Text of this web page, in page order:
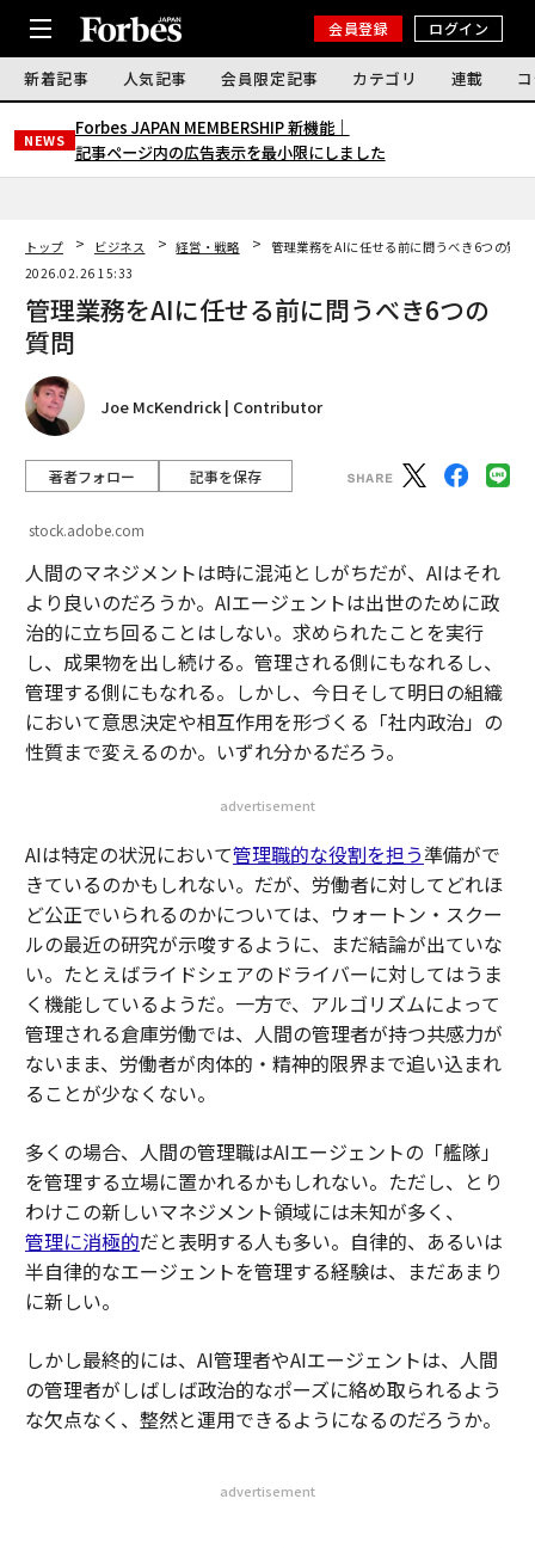
会員登録 ログイン
新着記事 人気記事 会員限定記事 カテゴリ 連載
NEWS
Forbes JAPAN MEMBERSHIP 新機能｜
記事ページ内の広告表示を最小限にしました
トップ ビジネス 経営・戦略
管理業務をAIに任せる前に問うべき6つの質問
2026.02.26 15:33
管理業務をAIに任せる前に問うべき6つの
質問
Joe McKendrick | Contributor
著者フォロー 記事を保存
stock.adobe.com
人間のマネジメントは時に混沌としがちだが、AIはそれ
より良いのだろうか。AIエージェントは出世のために政
治的に立ち回ることはしない。求められたことを実行
し、成果物を出し続ける。管理される側にもなれるし、
管理する側にもなれる。しかし、今日そして明日の組織
において意思決定や相互作用を形づくる「社内政治」の
性質まで変えるのか。いずれ分かるだろう。
advertisement
AIは特定の状況において管理職的な役割を担う準備がで
きているのかもしれない。だが、労働者に対してどれほ
ど公正でいられるのかについては、ウォートン・スクー
ルの最近の研究が示唆するように、まだ結論が出ていな
い。たとえばライドシェアのドライバーに対してはうま
く機能しているようだ。一方で、アルゴリズムによって
管理される倉庫労働では、人間の管理者が持つ共感力が
ないまま、労働者が肉体的・精神的限界まで追い込まれ
ることが少なくない。
多くの場合、人間の管理職はAIエージェントの「艦隊」
を管理する立場に置かれるかもしれない。ただし、とり
わけこの新しいマネジメント領域には未知が多く、
管理に消極的だと表明する人も多い。自律的、あるいは
半自律的なエージェントを管理する経験は、まだあまり
に新しい。
しかし最終的には、AI管理者やAIエージェントは、人間
の管理者がしばしば政治的なポーズに絡め取られるよう
な欠点なく、整然と運用できるようになるのだろうか。
advertisement